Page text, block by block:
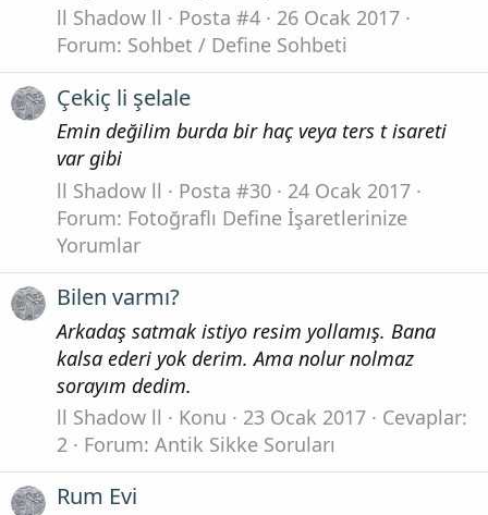
ll Shadow ll
Posta #4
26 Ocak 2017
Forum: Sohbet / Define Sohbeti
Çekiç li şelale
Emin değilim burda bir haç veya ters t isareti
var gibi
ll Shadow ll
Posta #30
24 Ocak 2017
Forum: Fotoğraflı Define İşaretlerinize
Yorumlar
Bilen varmı?
Arkadaş satmak istiyo resim yollamış. Bana
kalsa ederi yok derim. Ama nolur nolmaz
sorayım dedim.
ll Shadow ll
Konu 23 Ocak 2017
Cevaplar:
2
Forum: Antik Sikke Soruları
Rum Evi